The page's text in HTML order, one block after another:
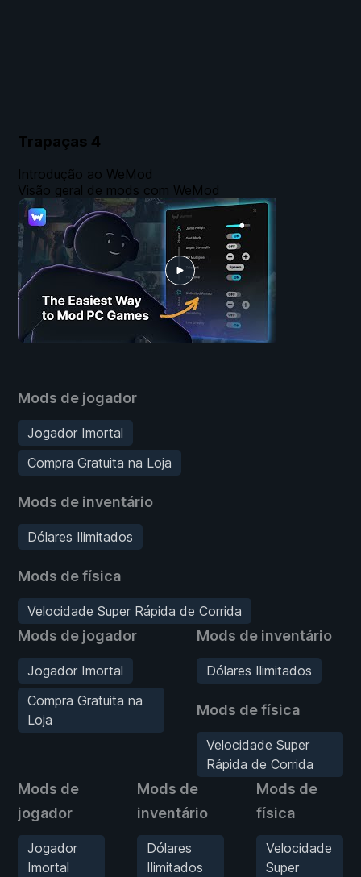
Trapaças 4
Mods de jogador
Jogador Imortal
Compra Gratuita na Loja
Mods de inventário
Dólares Ilimitados
Mods de física
Velocidade Super Rápida de Corrida
Mods de jogador
Jogador Imortal
Compra Gratuita na
Loja
Mods de inventário
Dólares Ilimitados
Mods de física
Velocidade Super
Rápida de Corrida
Mods de
jogador
Jogador
Imortal
Mods de
inventário
Dólares
Ilimitados
Mods de
física
Velocidade
Super
Introdução ao WeMod
Visão geral de mods com WeMod